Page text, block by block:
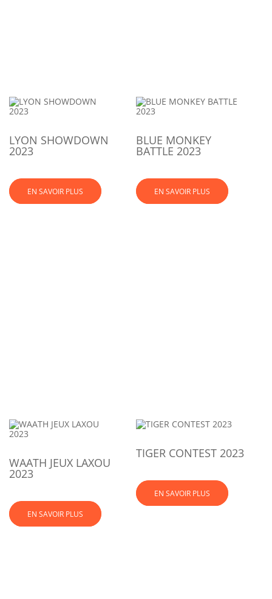
LYON SHOWDOWN
2023
EN SAVOIR PLUS
BLUE MONKEY
BATTLE 2023
EN SAVOIR PLUS
WAATH JEUX LAXOU
2023
EN SAVOIR PLUS
TIGER CONTEST 2023
EN SAVOIR PLUS